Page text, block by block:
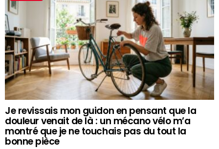
Je revissais mon guidon en pensant que la
douleur venait de là : un mécano vélo m’a
montré que je ne touchais pas du tout la
bonne pièce